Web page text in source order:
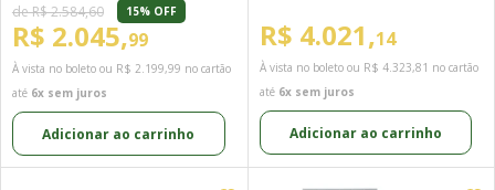
de R$ 2.584,60 15% OFF
R$ 2.045,99
À vista no boleto ou R$ 2.199,99 no cartão
até 6x sem juros
Adicionar ao carrinho
R$ 4.021,14
À vista no boleto ou R$ 4.323,81 no cartão
até 6x sem juros
Adicionar ao carrinho